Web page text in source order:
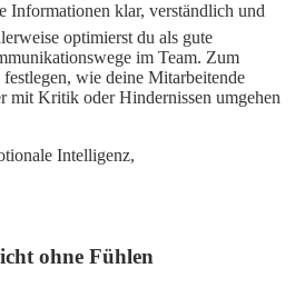
Informationen klar, verständlich und
optimierst du als gute
im Team. Zum
wie deine Mitarbeitende
mit Kritik oder Hindernissen umgehen
Intelligenz,
ohne Fühlen